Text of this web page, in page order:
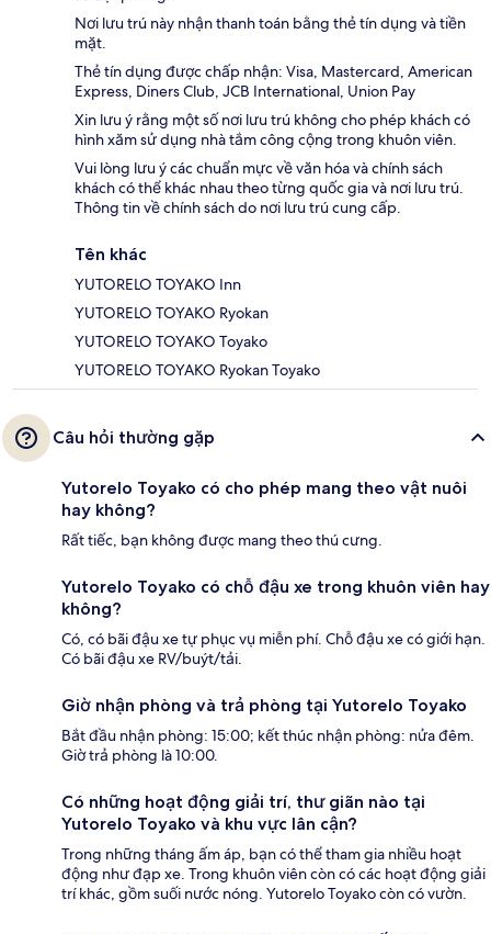
Nơi lưu trú này nhận thanh toán bằng thẻ tín dụng và tiền
mặt.
Thẻ tín dụng được chấp nhận: Visa, Mastercard, American
Express, Diners Club, JCB International, Union Pay
Xin lưu ý rằng một số nơi lưu trú không cho phép khách có
hình xăm sử dụng nhà tắm công cộng trong khuôn viên.
Vui lòng lưu ý các chuẩn mực về văn hóa và chính sách
khách có thể khác nhau theo từng quốc gia và nơi lưu trú.
Thông tin về chính sách do nơi lưu trú cung cấp.
Tên khác
YUTORELO TOYAKO Inn
YUTORELO TOYAKO Ryokan
YUTORELO TOYAKO Toyako
YUTORELO TOYAKO Ryokan Toyako
Câu hỏi thường gặp
Yutorelo Toyako có cho phép mang theo vật nuôi
hay không?
Rất tiếc, bạn không được mang theo thú cưng.
Yutorelo Toyako có chỗ đậu xe trong khuôn viên hay
không?
Có, có bãi đậu xe tự phục vụ miễn phí. Chỗ đậu xe có giới hạn.
Có bãi đậu xe RV/buýt/tải.
Giờ nhận phòng và trả phòng tại Yutorelo Toyako
Bắt đầu nhận phòng: 15:00; kết thúc nhận phòng: nửa đêm.
Giờ trả phòng là 10:00.
Có những hoạt động giải trí, thư giãn nào tại
Yutorelo Toyako và khu vực lân cận?
Trong những tháng ấm áp, bạn có thể tham gia nhiều hoạt
động như đạp xe. Trong khuôn viên còn có các hoạt động giải
trí khác, gồm suối nước nóng. Yutorelo Toyako còn có vườn.